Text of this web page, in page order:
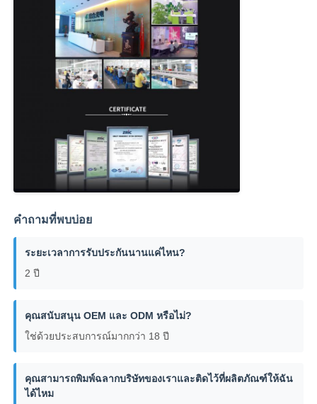
คำถามที่พบบ่อย
ระยะเวลาการรับประกันนานแค่ไหน?
2 ปี
คุณสนับสนุน OEM และ ODM หรือไม่?
ใช่ด้วยประสบการณ์มากกว่า 18 ปี
คุณสามารถพิมพ์ฉลากบริษัทของเราและติดไว้ที่ผลิตภัณฑ์ให้ฉัน
ได้ไหม